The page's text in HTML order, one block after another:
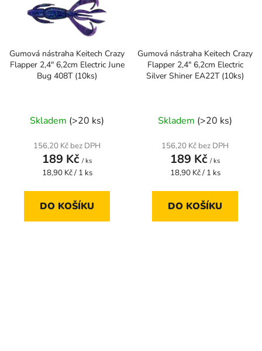
Gumová nástraha Keitech Crazy
Flapper 2,4" 6,2cm Electric June
Bug 408T (10ks)
Skladem (>20 ks)
156,20 Kč bez DPH
189 Kč / ks
Měrná
18,90 Kč / 1 ks
DO KOŠÍKU
Gumová nástraha Keitech Crazy
Flapper 2,4" 6,2cm Electric
Silver Shiner EA22T (10ks)
Skladem (>20 ks)
156,20 Kč bez DPH
189 Kč / ks
Měrná
18,90 Kč / 1 ks
DO KOŠÍKU